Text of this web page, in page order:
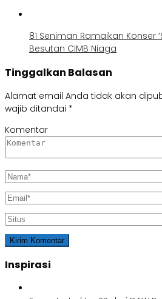
81 Seniman Ramaikan Konser
Besutan CIMB Niaga
Tinggalkan Balasan
Alamat email Anda tidak akan
wajib ditandai *
Komentar
Inspirasi